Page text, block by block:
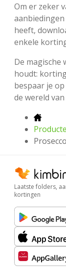
Om er zeker
heeft,
enkele
De magische
houdt:
bespaar je
de wereld
Prosecco
Laatste folders,
kortingen